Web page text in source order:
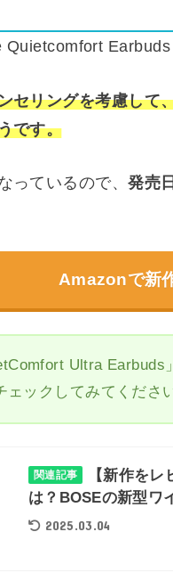
セリングを考慮し
です。
っているので、発売
Amazonで新
Ultra
ェックしてみてくださ
関連記事
【新作を
は？BOSEの新型ワ
2025.03.04